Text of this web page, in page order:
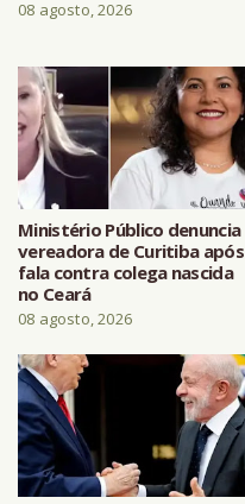
08 agosto, 2026
Ministério Público denuncia
vereadora de Curitiba após
fala contra colega nascida
no Ceará
08 agosto, 2026